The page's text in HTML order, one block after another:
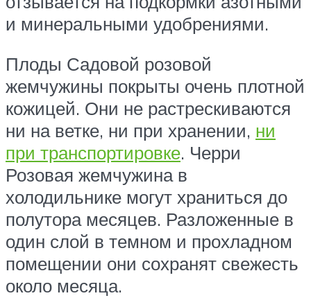
и минеральными удобрениями.
Плоды Садовой розовой
жемчужины покрыты очень плотной
кожицей. Они не растрескиваются
ни на ветке, ни при хранении, ни
при транспортировке. Черри
Розовая жемчужина в
холодильнике могут храниться до
полутора месяцев. Разложенные в
один слой в темном и прохладном
помещении они сохранят свежесть
около месяца.